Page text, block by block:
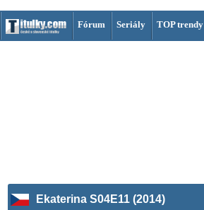
Fórum Seriály TOP trendy
Ekaterina S04E11 (2014)